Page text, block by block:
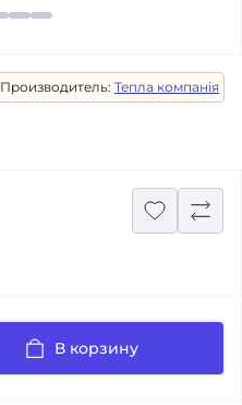
Производитель: Тепла компанія
В корзину